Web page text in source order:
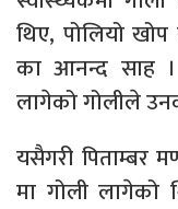
थिए, पोलियो
का आनन्द साह ।
लागेको गोलीले
यसैगरी
मा गोली लागेको